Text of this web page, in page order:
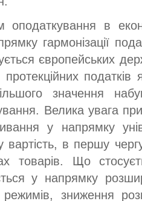
оподаткування в
гармонізації
європейських
податків
значення
Велика увага
у напрямку
в першу
товарів. Що
у напрямку
режимів, зниження